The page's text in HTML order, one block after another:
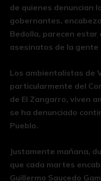
de quienes denuncian
gobernantes,
Bedolla, parecen estar
asesinatos de la gente
Los ambientalistas de
particularmente del
de El Zangarro, viven
se ha denunciado
Pueblo.
Justamente mañana,
que cada martes
Guillermo Saucedo